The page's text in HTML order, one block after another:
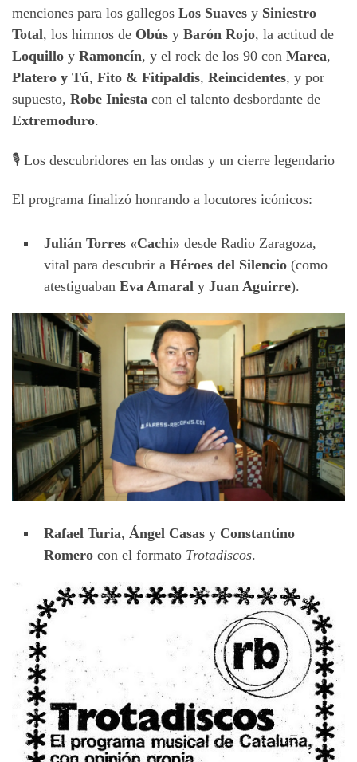
menciones para los gallegos Los Suaves y Siniestro
Total, los himnos de Obús y Barón Rojo, la actitud de
Loquillo y Ramoncín, y el rock de los 90 con Marea,
Platero y Tú, Fito & Fitipaldis, Reincidentes, y por
supuesto, Robe Iniesta con el talento desbordante de
Extremoduro.
🎙️ Los descubridores en las ondas y un cierre legendario
El programa finalizó honrando a locutores icónicos:
Julián Torres «Cachi» desde Radio Zaragoza,
vital para descubrir a Héroes del Silencio (como
atestiguaban Eva Amaral y Juan Aguirre).
Rafael Turia, Ángel Casas y Constantino
Romero con el formato Trotadiscos.